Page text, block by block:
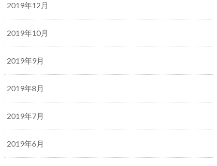
2019年12月
2019年10月
2019年9月
2019年8月
2019年7月
2019年6月